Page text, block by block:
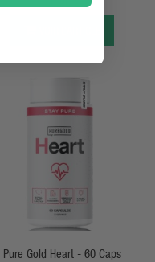
APERÇU RAPIDE
Pure Gold Heart - 60 Caps